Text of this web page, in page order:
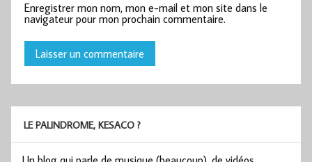
Enregistrer mon nom, mon e-mail et mon site dans le
navigateur pour mon prochain commentaire.
LE PALINDROME, KESACO ?